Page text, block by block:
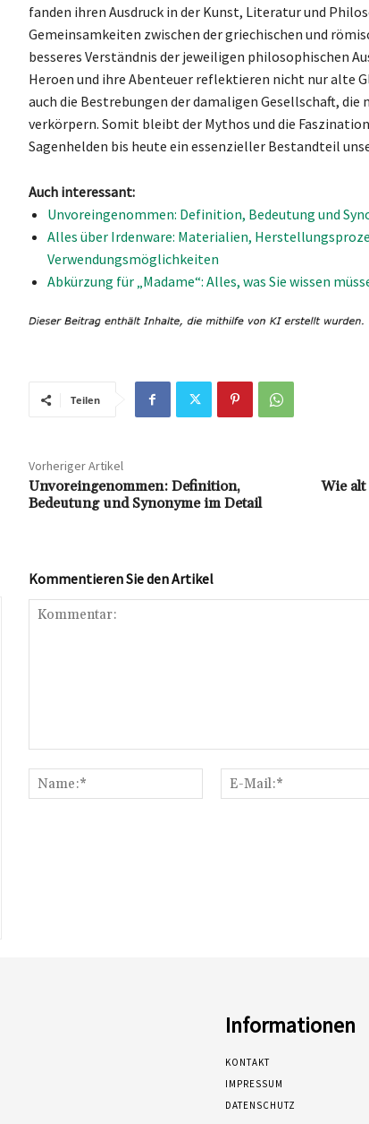
fanden ihren Ausdruck in der Kunst, Literatur und
Gemeinsamkeiten zwischen der griechischen und
besseres Verständnis der jeweiligen philosophischen
Heroen und ihre Abenteuer reflektieren nicht nur alte
auch die Bestrebungen der damaligen Gesellschaft,
verkörpern. Somit bleibt der Mythos und die
Sagenhelden bis heute ein essenzieller Bestandteil
Auch interessant:
Unvoreingenommen: Definition, Bedeutung und
Alles über Irdenware: Materialien,
Verwendungsmöglichkeiten
Abkürzung für „Madame“: Alles, was Sie wissen
Teilen
Vorheriger Artikel
Unvoreingenommen: Definition,
Bedeutung und Synonyme im Detail
Wie alt
Kommentieren Sie den Artikel
Name:*
Informationen
KONTAKT
IMPRESSUM
DATENSCHUTZ